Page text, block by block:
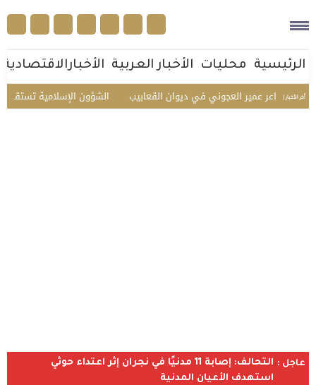
الرئيسية محليات الأخبار العربية الأخبارالاقتصادية
أخر الأخبار | الشؤون الإسلامية تستقبل ضيوف عمير العجوني في ديوان القعابيب
عاجل :
التحالف: إصابة 11 مدنيًا في نجران إثر اعتداء حوثي
استهدف الأعيان المدنية